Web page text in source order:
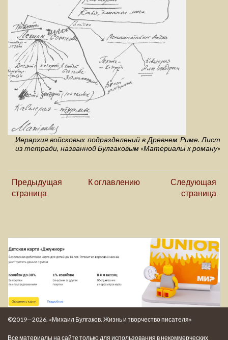
Иерархия войсковых подразделений в Древнем Риме. Лист
из тетради, названной Булгаковым «Материалы к роману»
Предыдущая
страница
К оглавлению
Следующая
страница
©2019—2026. «Михаил Булгаков. Жизнь и творчество писателя»
Все материалы на сайте только для использования в некоммерческих